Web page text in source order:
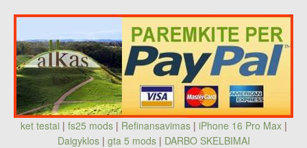
ket testai | fs25 mods| Refinansavimas| iPhone 16 Pro Max|
Daigyklos| gta 5 mods | DARBO SKELBIMAI